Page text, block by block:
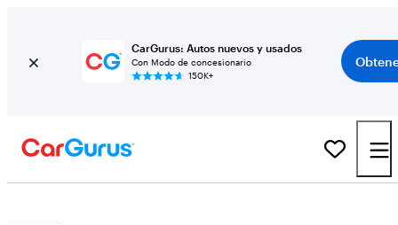
CarGurus: Autos nuevos y usados
Con Modo de concesionario
150K+